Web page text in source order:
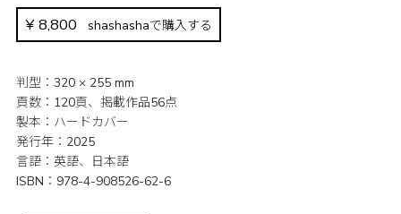
¥ 8,800 shashashaで購入する
判型
320 × 255 mm
頁数
120頁、掲載作品56点
製本
ハードカバー
発行年
2025
言語
英語、日本語
ISBN
978-4-908526-62-6